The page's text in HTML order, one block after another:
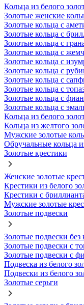
Кольца из белого
Золотые женские
Золотые кольца с
Золотые кольца с
Золотые кольца с
Золотые кольца с
Золотые кольца с
Золотые кольца с
Золотые кольца с
Золотые кольца с
Золотые кольца с
Золотые кольца с
Кольца из белого
Кольца из желтого
Мужские золотые
Обручальные кольца
Золотые крестики
Женские золотые
Крестики из белого
Крестики с
Мужские золотые
Золотые подвески
Золотые подвески без
Золотые подвески с
Золотые подвески с
Подвеска из белого
Подвески из белого
Золотые серьги